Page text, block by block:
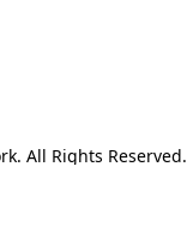
All Rights Reserved.